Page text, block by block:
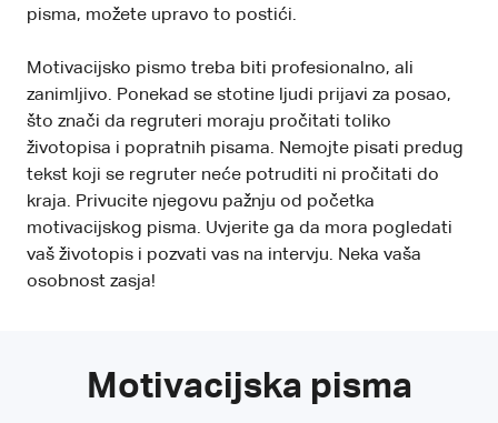
pisma, možete upravo to postići.
Motivacijsko pismo treba biti profesionalno, ali
zanimljivo. Ponekad se stotine ljudi prijavi za posao,
što znači da regruteri moraju pročitati toliko
životopisa i popratnih pisama. Nemojte pisati predug
tekst koji se regruter neće potruditi ni pročitati do
kraja. Privucite njegovu pažnju od početka
motivacijskog pisma. Uvjerite ga da mora pogledati
vaš životopis i pozvati vas na intervju. Neka vaša
osobnost zasja!
Motivacijska pisma